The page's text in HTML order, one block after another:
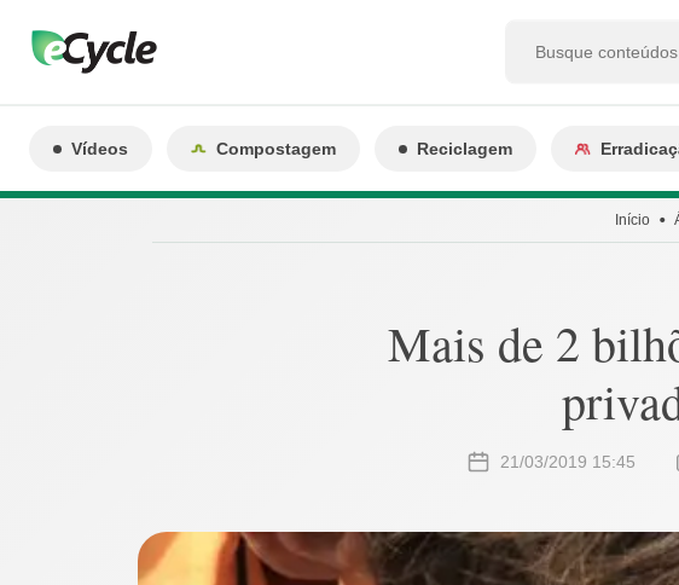
Vídeos Compostagem Reciclagem
Início
Mais de 2
21/03/2019 15:45